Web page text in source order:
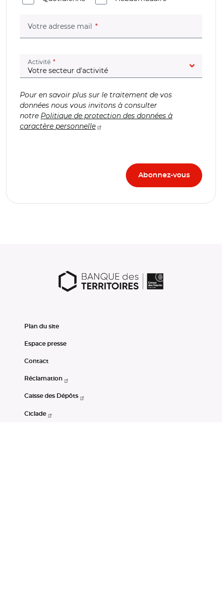
Votre adresse mail (champ obligatoire)
Activité (champ obligatoire)
Pour en savoir plus sur le traitement de vos
données nous vous invitons à consulter
notre Politique de protection des données à
caractère personnelle
Plan du site
Espace presse
Contact
Réclamation
Caisse des Dépôts
Ciclade